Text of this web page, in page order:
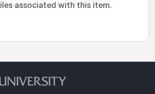
associated with this item.